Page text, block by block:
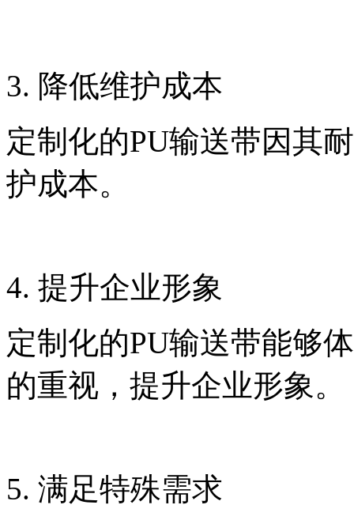
3. 降低维护成本
定制化的PU输送带因其
护成本。
4. 提升企业形象
定制化的PU输送带能够
的重视，提升企业形象。
5. 满足特殊需求